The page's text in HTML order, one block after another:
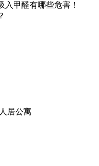
甲醛有哪些危害！
居公寓